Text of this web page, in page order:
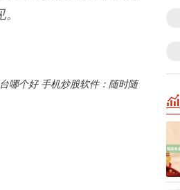
哪个好 手机炒股软件：随时随